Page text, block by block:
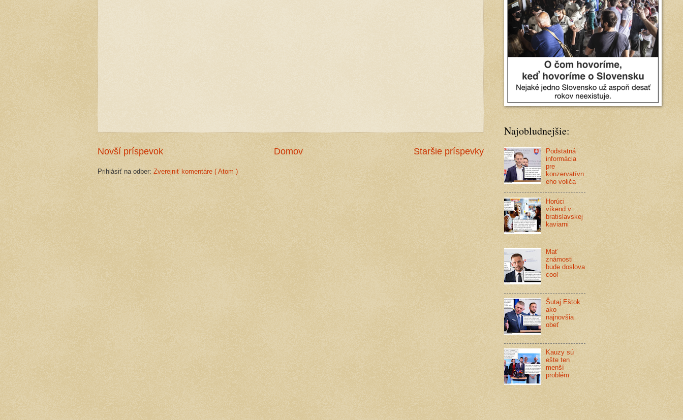
Novší príspevok Staršie príspevky
Domov
Prihlásiť na odber: Zverejniť komentáre ( Atom )
Najobludnejšie:
Podstatná
informácia
pre
konzervatívn
eho voliča
Horúci
víkend v
bratislavskej
kaviarni
Mať
známosti
bude doslova
cool
Šutaj Eštok
ako
najnovšia
obeť
Kauzy sú
ešte ten
menší
problém